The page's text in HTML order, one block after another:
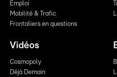
Emploi
Mobilité & Trafic
Frontaliers en questions
Vidéos
Cosmopoly
Déjà Demain